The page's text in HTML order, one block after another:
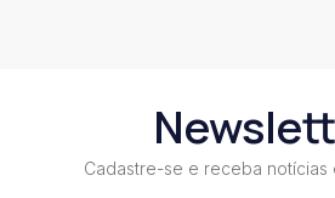
Cadastre-se e receba notícias